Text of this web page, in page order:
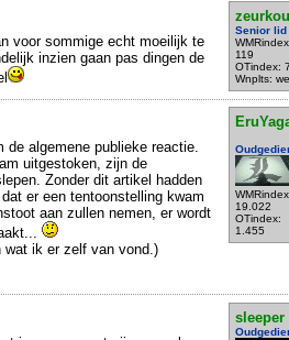
Senior lid
119
OTindex:
Wnplts:
voor sommige echt moeilijk te
inzien gaan pas dingen de
19.022
OTindex:
1.455
de algemene publieke reactie.
uitgestoken, zijn de
Zonder dit artikel hadden
er een tentoonstelling kwam
aan zullen nemen, er wordt
wat ik er zelf van vond.)
sleeper